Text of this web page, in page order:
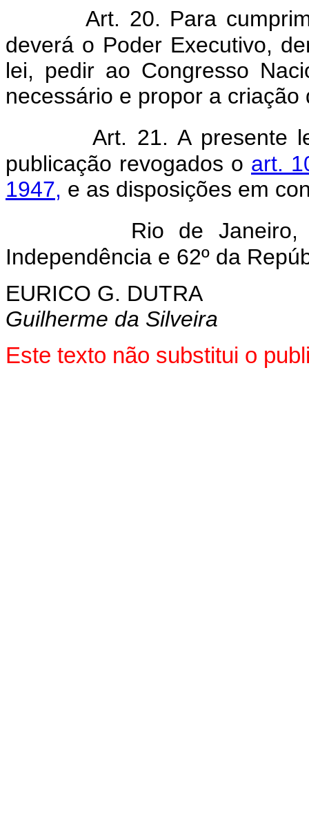
Art. 20. Para
deverá o Poder Executivo,
lei, pedir ao Congresso
necessário e propor a
Art. 21. A presente
publicação revogados o art.
1947, e as disposições em
Rio de
Independência e 62º da
EURICO G. DUTRA
Guilherme da Silveira
Este texto não substitui o